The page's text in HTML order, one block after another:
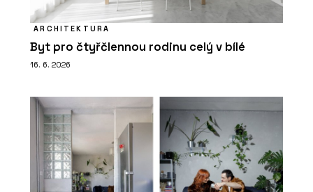
ARCHITEKTURA
Byt pro čtyřčlennou rodinu celý v bílé
16. 6. 2026